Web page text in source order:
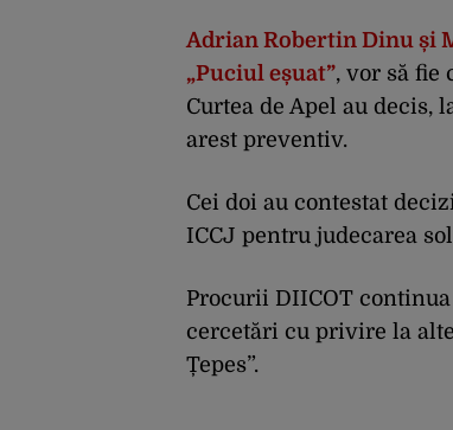
Adrian Robertin Dinu și
„Puciul eșuat”, vor să fie
Curtea de Apel au decis,
arest preventiv.
Cei doi au contestat
ICCJ pentru judecarea
Procurii DIICOT
cercetări cu privire la
Țepes”.